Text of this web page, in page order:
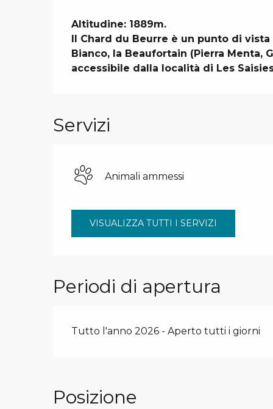
Descrizione
Altitudine: 1889m.
Il Chard du Beurre è un punto di
Bianco, la Beaufortain (Pierra Menta,
accessibile dalla località di Les
Servizi
Animali ammessi
VISUALIZZA TUTTI I SERVIZI
Periodi di apertura
Tutto l'anno 2026 - Aperto tutti i giorni
Posizione